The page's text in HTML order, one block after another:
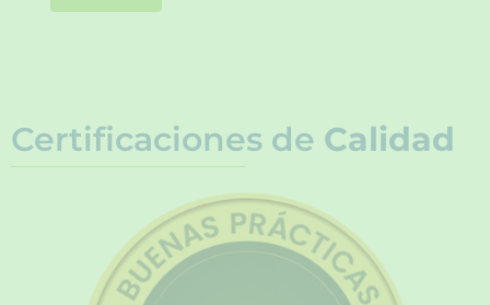
Certificaciones de Calidad